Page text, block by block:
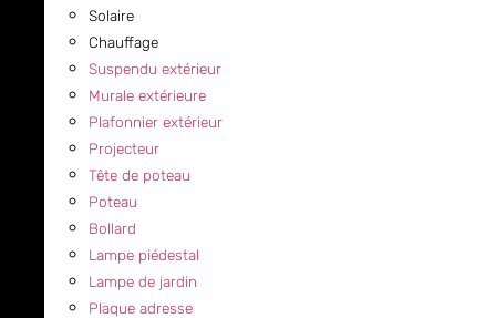
Solaire
Chauffage
Suspendu extérieur
Murale extérieure
Plafonnier extérieur
Projecteur
Tête de poteau
Poteau
Bollard
Lampe piédestal
Lampe de jardin
Plaque adresse